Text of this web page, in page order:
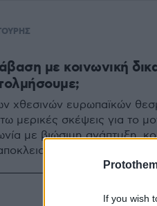
If you wish
με κοινωνική
χθεσινών ευρωπαϊκών
μερικές σκέψεις για το
με βιώσιμη ανάπτυξη,